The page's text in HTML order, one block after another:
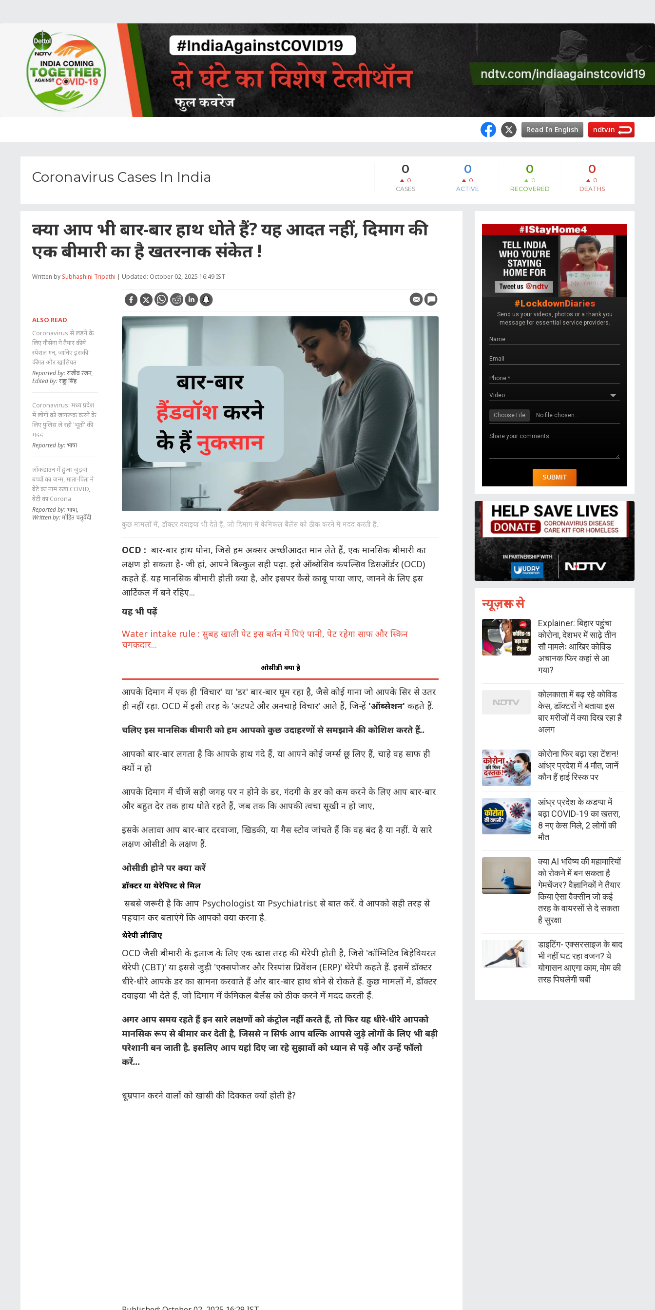
Read In English ndtv.in
Coronavirus Cases In India 0
0
CASES
0
0
ACTIVE
0
0
RECOVERED
0
0
DEATHS
क्या आप भी बार-बार हाथ धोते हैं? यह आदत नहीं, दिमाग की
एक बीमारी का है खतरनाक संकेत !
Written by Subhashini Tripathi | Updated: October 02, 2025 16:49 IST
कुछ मामलों में, डॉक्टर दवाइयां भी देते हैं, जो दिमाग में केमिकल बैलेंस को ठीक करने में मदद करती हैं.
OCD : बार-बार हाथ धोना, जिसे हम अक्सर अच्छी आदत मान लेते हैं, एक मानसिक बीमारी का
लक्षण हो सकता है- जी हां, आपने बिल्कुल सही पढ़ा. इसे ऑब्सेसिव कंपल्सिव डिसऑर्डर (OCD)
कहते हैं. यह मानसिक बीमारी होती क्या है, और इसपर कैसे काबू पाया जाए, जानने के लिए इस
आर्टिकल में बने रहिए...
यह भी पढ़ें
Water intake rule : सुबह खाली पेट इस बर्तन में पिएं पानी, पेट रहेगा साफ और स्किन
चमकदार...
ओसीडी क्या है
आपके दिमाग में एक ही 'विचार' या 'डर' बार-बार घूम रहा है, जैसे कोई गाना जो आपके सिर से उतर
ही नहीं रहा. OCD में इसी तरह के 'अटपटे और अनचाहे विचार' आते हैं, जिन्हें 'ऑब्सेशन'कहते हैं.
चलिए इस मानसिक बीमारी को हम आपको कुछ उदाहरणों से समझाने की कोशिश करते हैं..
आपको बार-बार लगता है कि आपके हाथ गंदे हैं, या आपने कोई जर्म्स छू लिए हैं, चाहे वह साफ ही
क्यों न हो
आपके दिमाग में चीजें सही जगह पर न होने के डर, गंदगी के डर को कम करने के लिए आप बार-बार
और बहुत देर तक हाथ धोते रहते हैं, जब तक कि आपकी त्वचा सूखी न हो जाए,
इसके अलावा आप बार-बार दरवाजा, खिड़की, या गैस स्टोव जांचते हैं कि वह बंद है या नहीं. ये सारे
लक्षण ओसीडी के लक्षण हैं.
ओसीडी होने पर क्या करें
डॉक्टर या थेरेपिस्ट से मिलें
सबसे जरूरी है कि आप Psychologist या Psychiatrist से बात करें. वे आपको सही तरह से
पहचान कर बताएंगे कि आपको क्या करना है.
थेरेपी लीजिए
OCD जैसी बीमारी के इलाज के लिए एक खास तरह की थेरेपी होती है, जिसे 'कॉग्निटिव बिहेवियरल
थेरेपी (CBT)' या इससे जुड़ी 'एक्सपोजर और रिस्पांस प्रिवेंशन (ERP)' थेरेपी कहते हैं. इसमें डॉक्टर
धीरे-धीरे आपके डर का सामना करवाते हैं और बार-बार हाथ धोने से रोकते हैं. कुछ मामलों में, डॉक्टर
दवाइयां भी देते हैं, जो दिमाग में केमिकल बैलेंस को ठीक करने में मदद करती हैं.
अगर आप समय रहते हैं इन सारे लक्षणों को कंट्रोल नहीं करते हैं, तो फिर यह धीरे-धीरे आपको
मानसिक रूप से बीमार कर देती है, जिससे न सिर्फ आप बल्कि आपसे जुड़े लोगों के लिए भी बड़ी
परेशानी बन जाती है.इसलिए आप यहां दिए जा रहे सुझावों को ध्यान से पढ़ें और उन्हें फॉलो
करें...
धूम्रपान करने वालों को खांसी की दिक्कत क्यों होती है?
ALSO READ
Coronavirus से लड़ने के
लिए नौसेना ने तैयार की ये
स्पेशल गन, जानिए इसकी
कीमत और खासियत
Reported by: राजीव रंजन,
Edited by: राहुल सिंह
Coronavirus: मध्य प्रदेश
में लोगों को जागरूक करने के
लिए पुलिस ले रही 'भूतों' की
मदद
Reported by: भाषा
लॉकडाउन में हुआ जुड़वां
बच्चों का जन्म, माता-पिता ने
बेटे का नाम रखा COVID,
बेटी का Corona
Reported by: भाषा,
Written by: मोहित चतुर्वेदी
न्यूज़रूम से
Explainer: बिहार पहुंचा
कोरोना, देशभर में साढ़े तीन
सौ मामलेः आखिर कोविड
अचानक फिर कहां से आ
गया?
कोलकाता में बढ़ रहे कोविड
केस, डॉक्टरों ने बताया इस
बार मरीजों में क्या दिख रहा है
अलग
कोरोना फिर बढ़ा रहा टेंशन!
आंध्र प्रदेश में 4 मौत, जानें
कौन हैं हाई रिस्क पर
आंध्र प्रदेश के कडप्पा में
बढ़ा COVID-19 का खतरा,
8 नए केस मिले, 2 लोगों की
मौत
क्या AI भविष्य की महामारियों
को रोकने में बन सकता है
गेमचेंजर? वैज्ञानिकों ने तैयार
किया ऐसा वैक्सीन जो कई
तरह के वायरसों से दे सकता
है सुरक्षा
डाइटिंग- एक्सरसाइज के बाद
भी नहीं घट रहा वजन? ये
योगासन आएगा काम, मोम की
तरह पिघलेगी चर्बी